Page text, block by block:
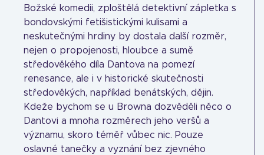
Božské komedii, zploštělá detektivní zápletka s
bondovskými fetišistickými kulisami a
neskutečnými hrdiny by dostala další rozměr,
nejen o propojenosti, hloubce a sumě
středověkého díla Dantova na pomezí
renesance, ale i v historické skutečnosti
středověkých, například benátských, dějin.
Kdeže bychom se u Browna dozvěděli něco o
Dantovi a mnoha rozměrech jeho veršů a
významu, skoro téměř vůbec nic. Pouze
oslavné tanečky a vyznání bez zjevného